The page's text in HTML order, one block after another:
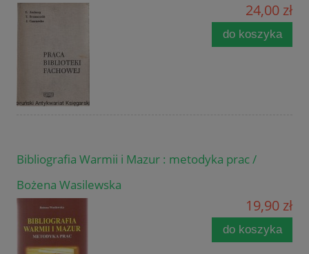
24,00 zł
do koszyka
Bibliografia Warmii i Mazur : metodyka prac /
Bożena Wasilewska
19,90 zł
do koszyka